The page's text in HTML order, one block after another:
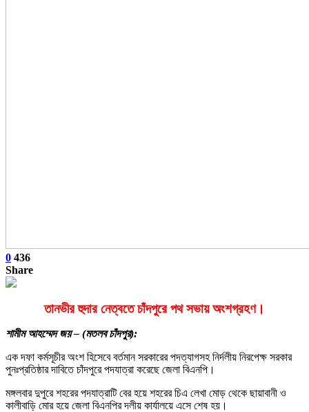
0 436
Share
তানভীর হুদার নেত্বতে চাঁদপুরে পথ সভায় অংশগ্রহণ।
শামীম আহম্মেদ জয় – (মতলব চাঁদপুর):
এক দফা কর্মসূচীর অংশ হিসেবে বর্তমান সরকারের পদত্যাগসহ নির্দলীয় নিরপেক্ষ সরকার
পুনঃপ্রতিষ্ঠার দাবিতে চাঁদপুরে পদযাত্রা করেছে জেলা বিএনপি।
মঙ্গলবার দুপুরে শহরের পদযাত্রাটি বের হয়ে শহরের চিএ লেখা মোড় থেকে ছায়াবানী ও
কালীবাড়ি মোর হয়ে জেলা বিএনপির দলীয় কার্যালয়ে এসে শেষ হয়।